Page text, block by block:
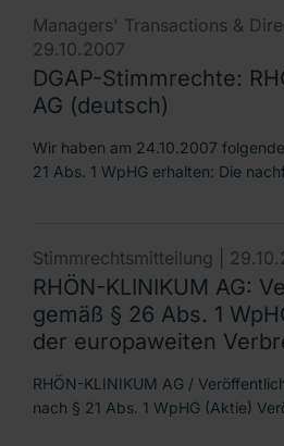
Managers' Transactions &
29.10.2007
DGAP-Stimmrechte:
AG (deutsch)
Wir haben am 24.10.2007
21 Abs. 1 WpHG erhalten: Die
Stimmrechtsmitteilung |
RHÖN-KLINIKUM AG:
gemäß § 26 Abs. 1
der europaweiten
RHÖN-KLINIKUM AG /
nach § 21 Abs. 1 WpHG (Aktie)